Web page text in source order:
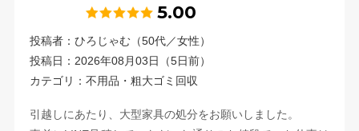
5.00
投稿者：ひろじゃむ（50代／女性）
投稿日：2026年08月03日（5日前）
カテゴリ：不用品・粗大ゴミ回収
引越しにあたり、大型家具の処分をお願いしました。